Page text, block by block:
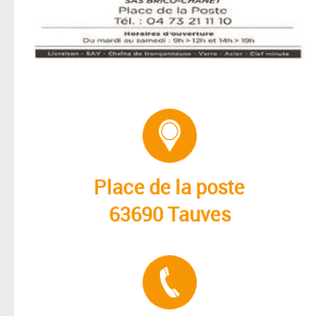
Place de la poste
63690 Tauves